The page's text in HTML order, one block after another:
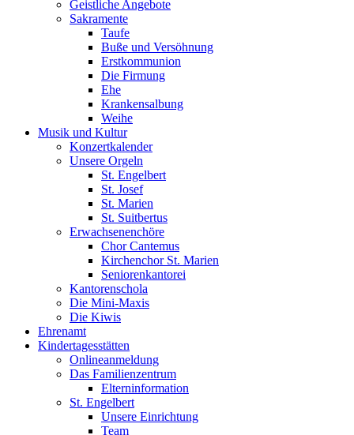
Geistliche Angebote
Sakramente
Taufe
Buße und Versöhnung
Erstkommunion
Die Firmung
Ehe
Krankensalbung
Weihe
Musik und Kultur
Konzertkalender
Unsere Orgeln
St. Engelbert
St. Josef
St. Marien
St. Suitbertus
Erwachsenenchöre
Chor Cantemus
Kirchenchor St. Marien
Seniorenkantorei
Kantorenschola
Die Mini-Maxis
Die Kiwis
Ehrenamt
Kindertagesstätten
Onlineanmeldung
Das Familienzentrum
Elterninformation
St. Engelbert
Unsere Einrichtung
Team